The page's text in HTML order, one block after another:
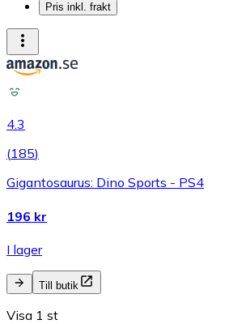
Pris inkl. frakt
4.3
(185)
Gigantosaurus: Dino Sports - PS4
196 kr
I lager
Till butik
Visa 1 st